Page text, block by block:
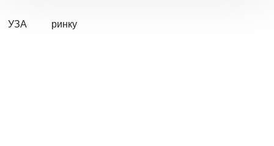
УЗА ринку